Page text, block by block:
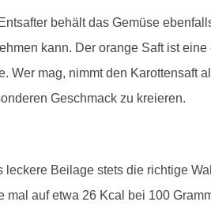
behält das Gemüse
kann. Der orange Saft ist
Wer mag, nimmt den Karottensaft
Geschmack zu kreieren.
Beilage stets die richtige
auf etwa 26 Kcal bei 100